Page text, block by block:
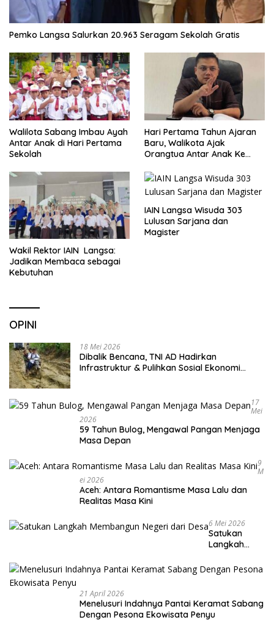
Pemko Langsa Salurkan 20.963 Seragam Sekolah Gratis
Walilota Sabang Imbau Ayah
Antar Anak di Hari Pertama
Sekolah
Hari Pertama Tahun Ajaran
Baru, Walikota Ajak
Orangtua Antar Anak Ke
Wakil Rektor IAIN Langsa:
Jadikan Membaca sebagai
Kebutuhan
IAIN Langsa Wisuda 303
Lulusan Sarjana dan
Magister
OPINI
18 Mei 2026
Dibalik Bencana, TNI AD Hadirkan
Infrastruktur & Pulihkan Sosial Ekonomi
17
Mei
2026
59 Tahun Bulog, Mengawal Pangan Menjaga
Masa Depan
9
M
Ei 2026
Aceh: Antara Romantisme Masa Lalu dan
Realitas Masa Kini
6 Mei 2026
Satukan
Langkah
Negeri dari
Desa
21 April 2026
Menelusuri Indahnya Pantai Keramat Sabang
Dengan Pesona Ekowisata Penyu